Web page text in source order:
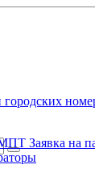
МПТ Заявка на